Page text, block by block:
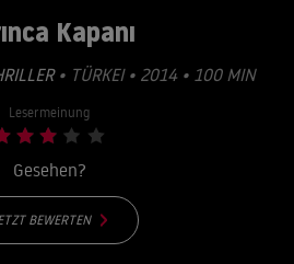
Kapanı
• TÜRKEI • 2014 • 100 MIN
Lesermeinung
Gesehen?
BEWERTEN